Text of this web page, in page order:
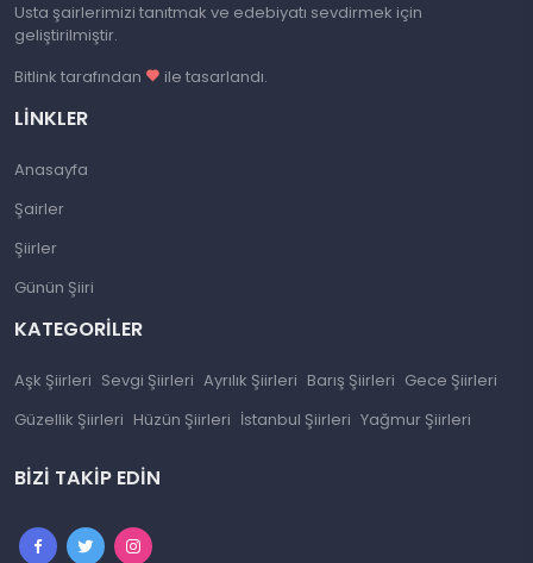
Usta şairlerimizi tanıtmak ve edebiyatı sevdirmek için
geliştirilmiştir.
Bitlink tarafından
ile tasarlandı.
LINKLER
Anasayfa
Şairler
Şiirler
Günün Şiiri
KATEGORILER
Aşk Şiirleri Sevgi Şiirleri Ayrılık Şiirleri Barış Şiirleri Gece Şiirleri
Güzellik Şiirleri Hüzün Şiirleri İstanbul Şiirleri Yağmur Şiirleri
BIZI TAKIP EDIN